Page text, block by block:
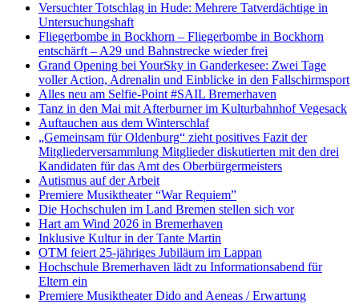
Versucht­er Totschlag in Hude: Mehrere Tatverdächtige in
Untersuchungshaft
Fliegerbombe in Bockhorn – Fliegerbombe in Bockhorn
entschärft – A29 und Bahnstrecke wieder frei
Grand Opening bei YourSky in Ganderkesee: Zwei Tage
voller Action, Adrenalin und Einblicke in den Fallschirmsport
Alles neu am Selfie-Point #SAIL Bremerhaven
Tanz in den Mai mit Afterburner im Kulturbahnhof Vegesack
Auftauchen aus dem Winterschlaf
„Gemeinsam für Oldenburg“ zieht positives Fazit der
Mitgliederversammlung Mitglieder diskutierten mit den drei
Kandidaten für das Amt des Oberbürgermeisters
Autismus auf der Arbeit
Premiere Musiktheater “War Requiem”
Die Hochschulen im Land Bremen stellen sich vor
Hart am Wind 2026 in Bremerhaven
Inklusive Kultur in der Tante Martin
OTM feiert 25-jähriges Jubiläum im Lappan
Hochschule Bremerhaven lädt zu Informationsabend für
Eltern ein
Premiere Musiktheater Dido and Aeneas / Erwartung